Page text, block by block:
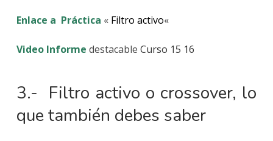
Enlace a Práctica «Filtro activo«
Video Informe destacable Curso 15 16
3.- Filtro activo o crossover, lo
que también debes saber